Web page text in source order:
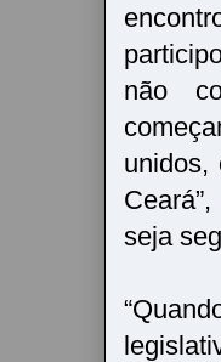
não
unidos,
seja